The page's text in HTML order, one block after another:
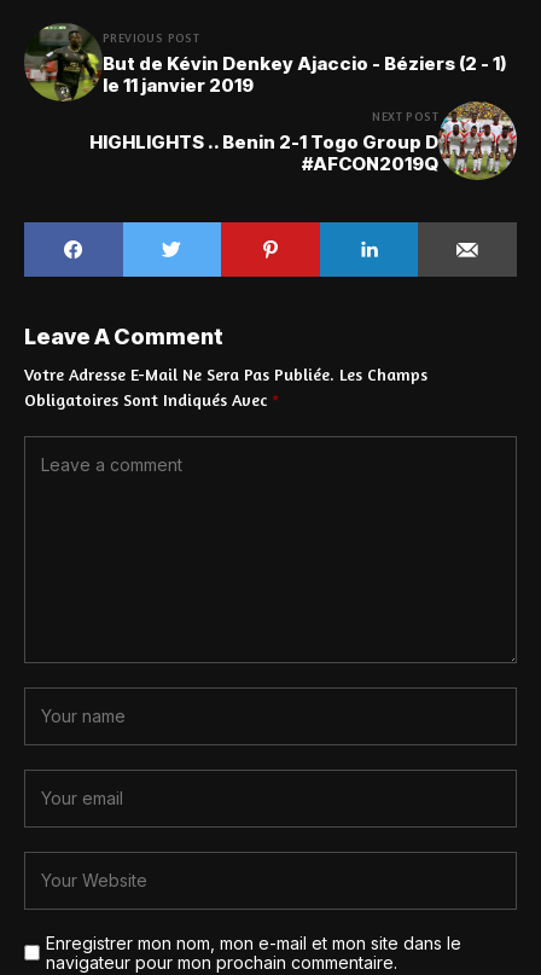
PREVIOUS POST
But de Kévin Denkey Ajaccio - Béziers (2 - 1)
le 11 janvier 2019
NEXT POST
HIGHLIGHTS .. Benin 2-1 Togo Group D
#AFCON2019Q
Leave A Comment
Votre Adresse E-Mail Ne Sera Pas Publiée. Les Champs
Obligatoires Sont Indiqués Avec *
Enregistrer mon nom, mon e-mail et mon site dans le
navigateur pour mon prochain commentaire.